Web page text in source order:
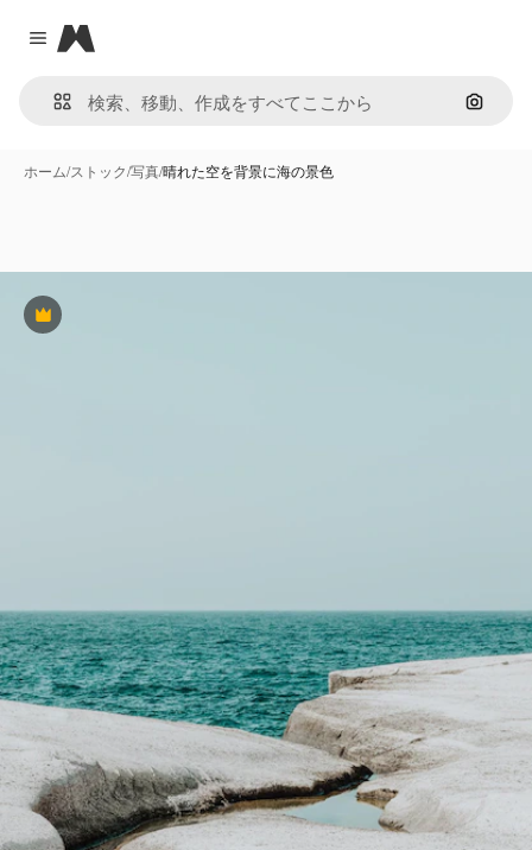
Close menu
Magnific
画像で
ホーム/ストック/写真/晴れた空を背景に海の景色
Premium